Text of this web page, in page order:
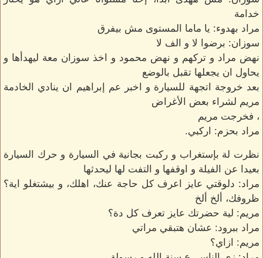
خدامة
مراد بهدوء: يا ماما المستوى مش بيفرق
سوزان: برضوا لا و الف لا
نهض مراد و تركهم و نهض محمود و اخذ سوزان معة ليهدأها و
يحاول ان يجعلها تقبل بالوضع
بعد خروجة اتجهة للسيارة و اخبر عم إبراهيم ان ينادي الخادمة
مريم لشراء بعض الأغراض
، فخرجت مريم
مراد بحزم: اركبي.
نظرت لة بإستغراب و ركبت بجانية في السيارة و حرك السيارة
بعيدا عن الفيلة و اوقفها و التفت لها ليحدثها
مراد: دلوقتي عايز اعرف كل حاجة عنك، اهلك، و بيشتغلو اية؟
ظروفك، ألخ ألخ
مريم: لية حضرتك عايز تعرف كل دة؟
مراد ببرود: عشان هتبقي مراتي
مريم: ازاي؟